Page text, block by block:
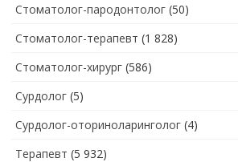
Стоматолог-пародонтолог (50)
Стоматолог-терапевт (1 828)
Стоматолог-хирург (586)
Сурдолог (5)
Сурдолог-оториноларинголог (4)
Терапевт (5 932)